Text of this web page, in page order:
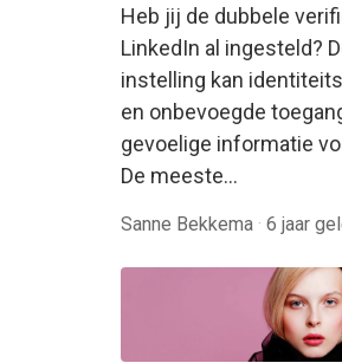
Heb jij de dubbele
LinkedIn al ingesteld?
instelling kan
en onbevoegde
gevoelige informatie
De meeste…
Sanne Bekkema · 6 jaar